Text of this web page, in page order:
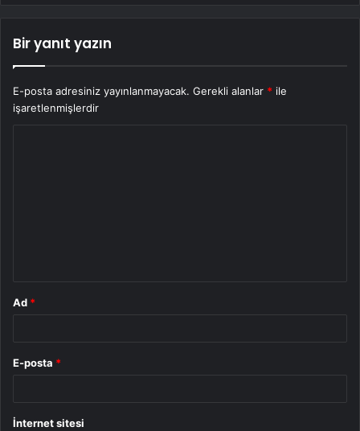
Bir yanıt yazın
E-posta adresiniz yayınlanmayacak. Gerekli alanlar * ile
işaretlenmişlerdir
Ad *
E-posta *
İnternet sitesi